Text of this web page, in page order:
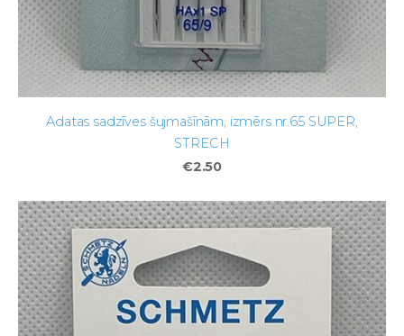
Adatas sadzīves šujmašīnām, izmērs nr.65 SUPER,
STRECH
€2.50